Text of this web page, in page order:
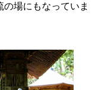
場にもなっていま